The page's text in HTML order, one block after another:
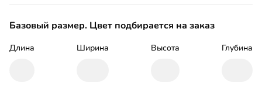
Базовый размер. Цвет подбирается на заказ
Длина Ширина Высота Глубина